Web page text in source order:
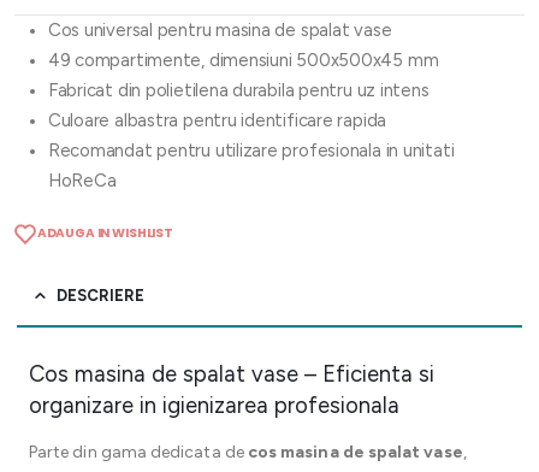
Cos universal pentru masina de spalat vase
49 compartimente, dimensiuni 500x500x45 mm
Fabricat din polietilena durabila pentru uz intens
Culoare albastra pentru identificare rapida
Recomandat pentru utilizare profesionala in unitati
HoReCa
ADAUGA IN WISHLIST
DESCRIERE
Cos masina de spalat vase – Eficienta si
organizare in igienizarea profesionala
Parte din gama dedicata de cos masina de spalat vase,